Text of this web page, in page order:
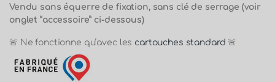
Vendu sans équerre de fixation, sans clé de serrage (voir
onglet “accessoire” ci-dessous)
🚨 Ne fonctionne qu’avec les cartouches standard 🚨